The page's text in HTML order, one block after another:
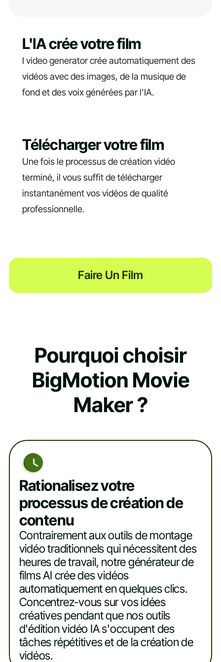
L'IA crée votre film
I video generator crée automatiquement des
vidéos avec des images, de la musique de
fond et des voix générées par l'IA.
Télécharger votre film
Une fois le processus de création vidéo
terminé, il vous suffit de télécharger
instantanément vos vidéos de qualité
professionnelle.
Faire Un Film
Pourquoi choisir
BigMotion Movie
Maker ?
Rationalisez votre
processus de création de
contenu
Contrairement aux outils de montage
vidéo traditionnels qui nécessitent des
heures de travail, notre générateur de
films AI crée des vidéos
automatiquement en quelques clics.
Concentrez-vous sur vos idées
créatives pendant que nos outils
d'édition vidéo IA s'occupent des
tâches répétitives et de la création de
vidéos.